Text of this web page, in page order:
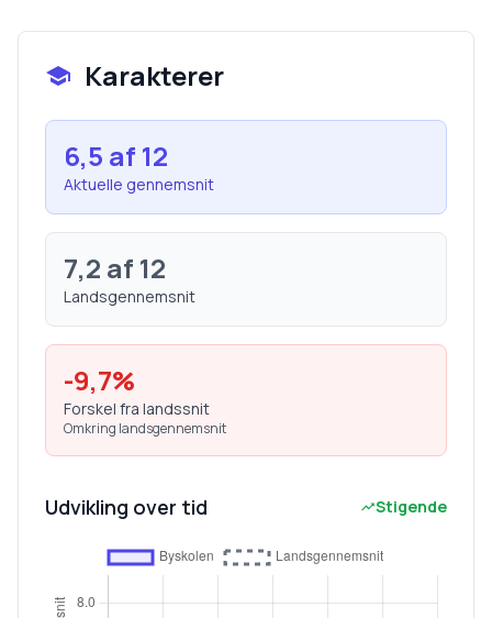
Karakterer
6,5 af 12
Aktuelle gennemsnit
7,2 af 12
Landsgennemsnit
-9,7%
Forskel fra landssnit
Omkring landsgennemsnit
Udvikling over tid Stigende